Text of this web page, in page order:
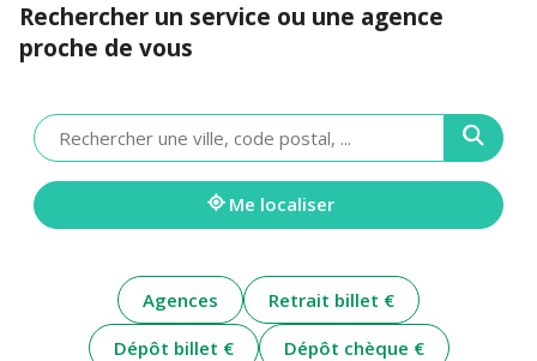
Rechercher un service ou une agence
proche de vous
Veuillez
renseigner
une
adresse
Me localiser
Agences
Retrait billet €
Dépôt billet €
Dépôt chèque €